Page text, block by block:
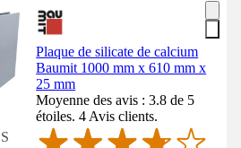
Plaque de silicate de calcium
Baumit 1000 mm x 610 mm x
25 mm
Moyenne des avis : 3.8 de 5
étoiles. 4 Avis clients.